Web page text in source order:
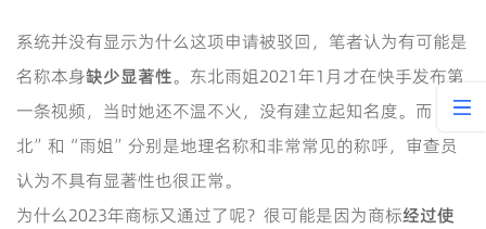
系统并没有显示为什么这项申请被驳回，笔者认为有可能是
名称本身缺少显著性。东北雨姐2021年1月才在快手发布第
一条视频，当时她还不温不火，没有建立起知名度。而“东
北”和“雨姐”分别是地理名称和非常常见的称呼，审查员
认为不具有显著性也很正常。
为什么2023年商标又通过了呢？很可能是因为商标经过使